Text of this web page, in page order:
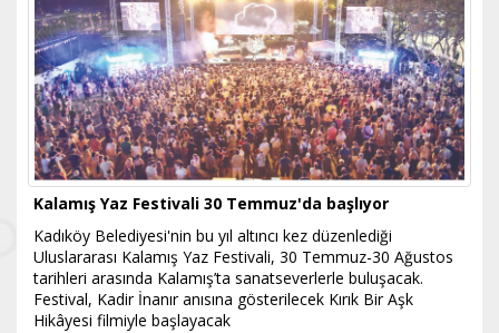
Kalamış Yaz Festivali 30 Temmuz'da başlıyor
Kadıköy Belediyesi'nin bu yıl altıncı kez düzenlediği
Uluslararası Kalamış Yaz Festivali, 30 Temmuz-30 Ağustos
tarihleri arasında Kalamış’ta sanatseverlerle buluşacak.
Festival, Kadir İnanır anısına gösterilecek Kırık Bir Aşk
Hikâyesi filmiyle başlayacak